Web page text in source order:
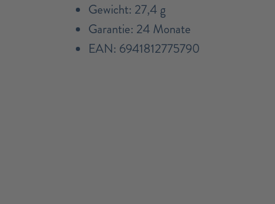
Gewicht: 27,4 g
Garantie: 24 Monate
EAN: 6941812775790